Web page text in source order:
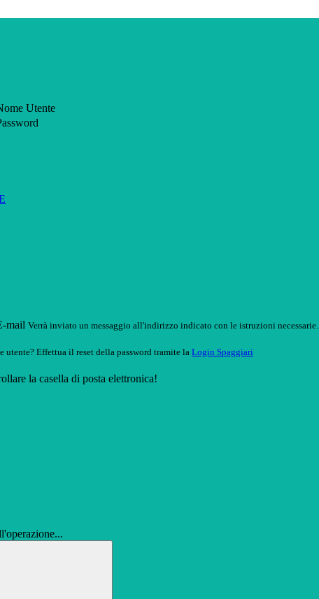
Utente
mail Verrà inviato un messaggio all'indirizzo indicato con le istruzioni necessarie.
utente? Effettua il reset della password tramite la Login Spaggiari
la casella di posta elettronica!